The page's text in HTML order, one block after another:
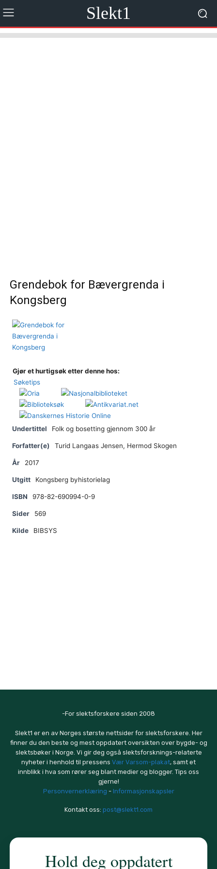
Slekt1
Grendebok for Bævergrenda i
Kongsberg
Gjør et hurtigsøk etter denne hos:
Søketips
Undertittel Folk og bosetting gjennom 300 år
Forfatter(e) Turid Langaas Jensen, Hermod Skogen
År 2017
Utgitt Kongsberg byhistorielag
ISBN 978-82-690994-0-9
Sider 569
Kilde BIBSYS
-For slektsforskere siden 2008
Slekt1 er en av Norges største nettsider for slektsforskere. Her
finner du den beste og mest oppdatert oversikten over bygde- og
slektsbøker i Norge. Vi gir deg også slektsforsknings-relaterte
nyheter i henhold til pressens Vær Varsom-plakat, samt et
innblikk i hva som rører seg blant medier og blogger. Tips oss
gjerne!
Personvernerklæring - Informasjonskapsler
Kontakt oss: post@slekt1.com
Hold deg oppdatert